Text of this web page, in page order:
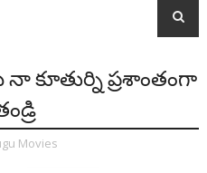
నా కూతుర్ని ప్రశాంతంగా
Movies